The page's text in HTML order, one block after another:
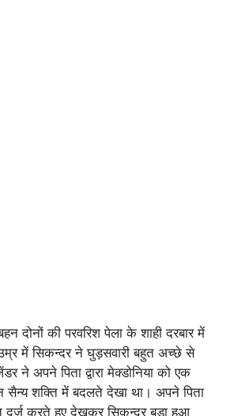
दोनों की परवरिश पेला के शाही दरबार में
में सिकन्दर ने घुड़सवारी बहुत अच्छे से
ने अपने पिता द्वारा मेक्डोनिया को एक
सैन्य शक्ति में बदलते देखा था। अपने पिता
दर्ज करते हुए देखकर सिकन्दर बड़ा हुआ